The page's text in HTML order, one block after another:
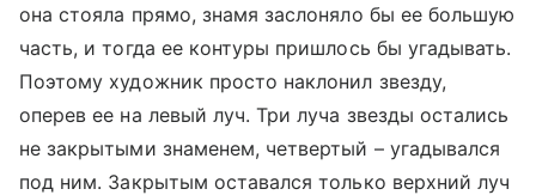
она стояла прямо, знамя заслоняло бы ее большую
часть, и тогда ее контуры пришлось бы угадывать.
Поэтому художник просто наклонил звезду,
оперев ее на левый луч. Три луча звезды остались
не закрытыми знаменем, четвертый – угадывался
под ним. Закрытым оставался только верхний луч